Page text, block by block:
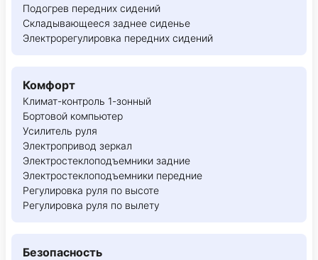
Подогрев передних сидений
Складывающееся заднее сиденье
Электрорегулировка передних сидений
Комфорт
Климат-контроль 1-зонный
Бортовой компьютер
Усилитель руля
Электропривод зеркал
Электростеклоподъемники задние
Электростеклоподъемники передние
Регулировка руля по высоте
Регулировка руля по вылету
Безопасность